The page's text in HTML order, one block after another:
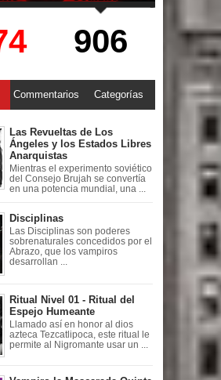
906
Commentarios Categorías
Las Revueltas de Los
Ángeles y los Estados Libres
Anarquistas
Mientras el experimento soviético
del Consejo Brujah se convertía
en una potencia mundial, una ...
Disciplinas
Las Disciplinas son poderes
sobrenaturales concedidos por el
Abrazo, que los vampiros
desarrollan ...
Ritual Nivel 01 - Ritual del
Espejo Humeante
Llamado así en honor al dios
azteca Tezcatlipoca, este ritual le
permite al Nigromante usar un ...